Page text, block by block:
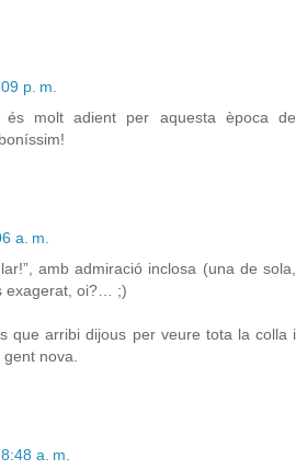
p. m.
és molt adient per aquesta època de
a. m.
amb admiració inclosa (una de sola,
exagerat, oi?… ;)
que arribi dijous per veure tota la colla i
nova.
a. m.